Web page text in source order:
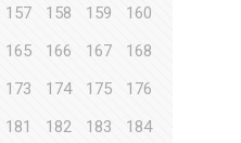
157 158 159
160
165 166 167
168
173 174 175
176
181 182 183
184